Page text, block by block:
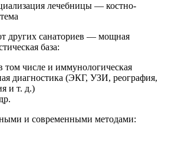
лечебницы — костно-
других санаториев — мощная
база:
том числе и иммунологическая
диагностика (ЭКГ, УЗИ, реография,
и т. д.)
и современными методами: